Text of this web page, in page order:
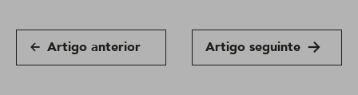
Artigo anterior Artigo seguinte